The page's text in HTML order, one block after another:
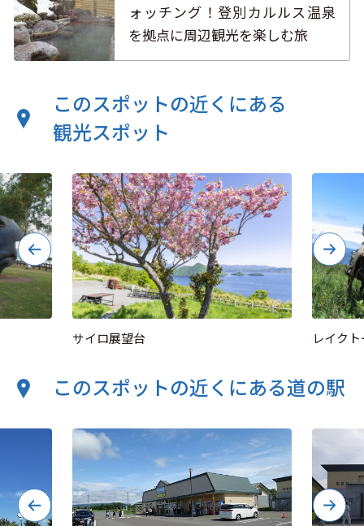
ォッチング！登別カルルス温泉
を拠点に周辺観光を楽しむ旅
このスポットの近くにある
観光スポット
サイロ展望台 レイク
このスポットの近くにある道の駅